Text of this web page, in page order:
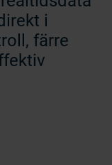
i
färre